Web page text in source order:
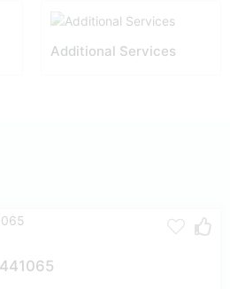
Additional Services